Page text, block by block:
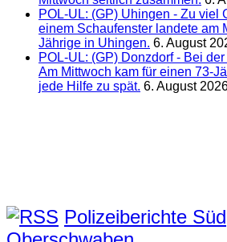
POL-UL: (GP) Uhingen - Zu viel
einem Schaufenster landete am
Jährige in Uhingen. 6. August
POL-UL: (GP) Donzdorf - Bei
Am Mittwoch kam für einen 73-
jede Hilfe zu spät. 6. August
Polizeiberichte Süd